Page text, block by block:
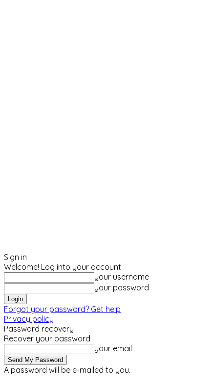
Sign in
Welcome! Log into your account
your username
your password
Forgot your password? Get help
Privacy policy
Password recovery
Recover your password
your email
A password will be e-mailed to you.